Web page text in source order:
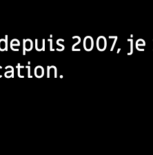
2007,